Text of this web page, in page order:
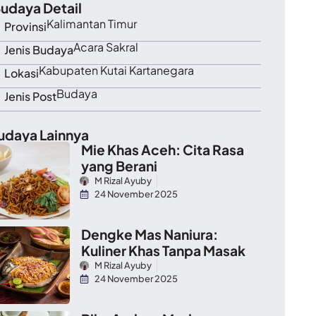
Detail
ProvinsiKalimantan Timur
Jenis BudayaAcara Sakral
LokasiKabupaten Kutai Kartanegara
Jenis PostBudaya
Lainnya
Mie Khas Aceh: Cita Rasa
yang Berani
M Rizal Ayuby
24 November 2025
Dengke Mas Naniura:
Kuliner Khas Tanpa Masak
M Rizal Ayuby
24 November 2025